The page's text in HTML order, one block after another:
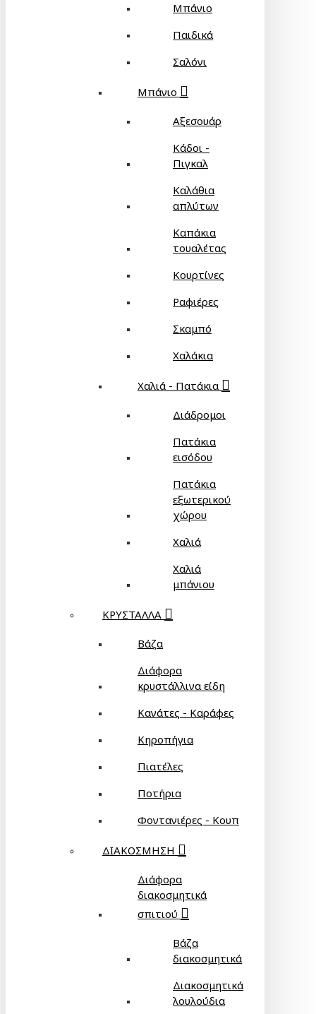
Μπάνιο
Παιδικά
Σαλόνι
Μπάνιο
Αξεσουάρ
Κάδοι -
Πιγκαλ
Καλάθια
απλύτων
Καπάκια
τουαλέτας
Κουρτίνες
Ραφιέρες
Σκαμπό
Χαλάκια
Χαλιά - Πατάκια
Διάδρομοι
Πατάκια
εισόδου
Πατάκια
εξωτερικού
χώρου
Χαλιά
Χαλιά
μπάνιου
ΚΡΥΣΤΑΛΛΑ
Βάζα
Διάφορα
κρυστάλλινα είδη
Κανάτες - Καράφες
Κηροπήγια
Πιατέλες
Ποτήρια
Φοντανιέρες - Κουπ
ΔΙΑΚΟΣΜΗΣΗ
Διάφορα
διακοσμητικά
σπιτιού
Βάζα
διακοσμητικά
Διακοσμητικά
λουλούδια